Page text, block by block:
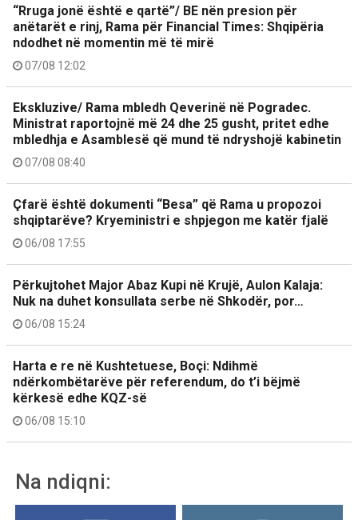
“Rruga jonë është e qartë”/ BE nën presion për
anëtarët e rinj, Rama për Financial Times: Shqipëria
ndodhet në momentin më të mirë
07/08 12:02
Ekskluzive/ Rama mbledh Qeverinë në Pogradec.
Ministrat raportojnë më 24 dhe 25 gusht, pritet edhe
mbledhja e Asamblesë që mund të ndryshojë kabinetin
07/08 08:40
Çfarë është dokumenti “Besa” që Rama u propozoi
shqiptarëve? Kryeministri e shpjegon me katër fjalë
06/08 17:55
Përkujtohet Major Abaz Kupi në Krujë, Aulon Kalaja:
Nuk na duhet konsullata serbe në Shkodër, por…
06/08 15:24
Harta e re në Kushtetuese, Boçi: Ndihmë
ndërkombëtarëve për referendum, do t’i bëjmë
kërkesë edhe KQZ-së
06/08 15:10
Na ndiqni: